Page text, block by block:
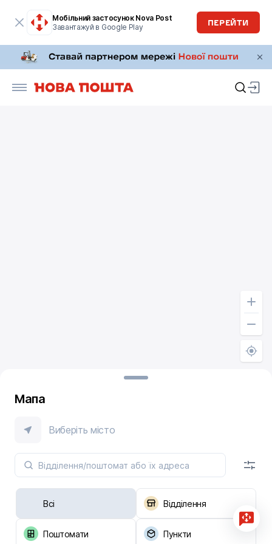
Мобільний застосунок Nova Post
Завантажуй в Google Play
ПЕРЕЙТИ
Мапа
Виберіть місто
Всі Відділення
Поштомати Пункти